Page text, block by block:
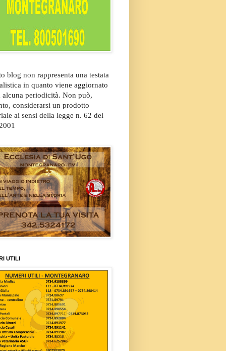
blog non rappresenta una testata
in quanto viene aggiornato
alcuna periodicità. Non può,
considerarsi un prodotto
ai sensi della legge n. 62 del
UTILI